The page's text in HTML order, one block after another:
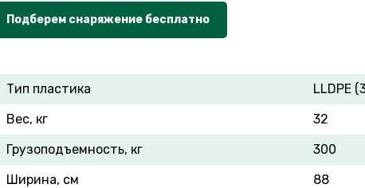
Подберем снаряжение бесплатно
Тип пластика
LLDPE
Вес, кг
32
Грузоподъемность, кг
300
Ширина, см
88